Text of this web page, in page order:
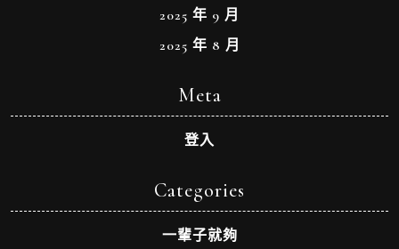
2025 年 9 月
2025 年 8 月
Meta
登入
Categories
一輩子就夠